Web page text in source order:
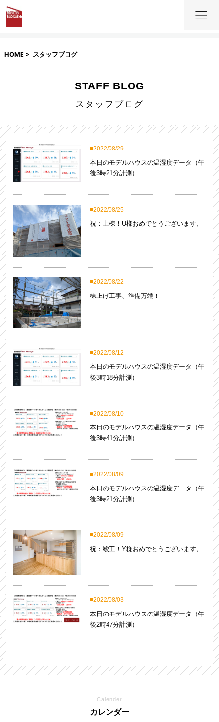
HOME スタッフブログ
STAFF BLOG
スタッフブログ
2022/08/29
本日のモデルハウスの温湿度データ（午
後3時21分計測）
2022/08/25
祝：上棟！U様おめでとうございます。
2022/08/22
棟上げ工事、準備万端！
2022/08/12
本日のモデルハウスの温湿度データ（午
後3時18分計測）
2022/08/10
本日のモデルハウスの温湿度データ（午
後3時41分計測）
2022/08/09
本日のモデルハウスの温湿度データ（午
後3時21分計測）
2022/08/09
祝：竣工！Y様おめでとうございます。
2022/08/03
本日のモデルハウスの温湿度データ（午
後2時47分計測）
Calender
カレンダー